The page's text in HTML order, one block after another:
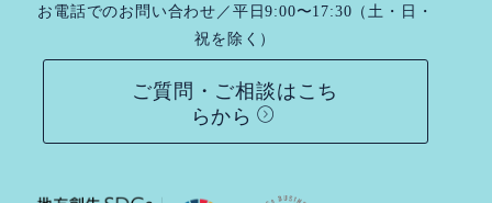
お電話でのお問い合わせ／平日9:00〜17:30（土・日・
祝を除く）
ご質問・ご相談はこち
らから